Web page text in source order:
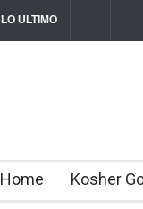
LO ULTIMO
Home Kosher